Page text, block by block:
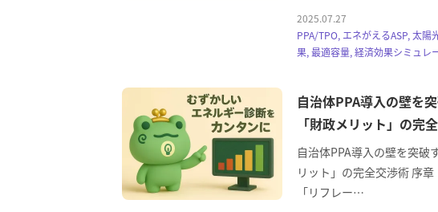
2025.07.27
PPA/TPO, エネがえるASP, 太
果, 最適容量, 経済効果シミュレ
自治体PPA導入の壁を
「財政メリット」の完
自治体PPA導入の壁を突破
リット」の完全交渉術 序
「リフレー…